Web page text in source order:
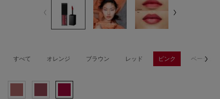
すべて オレンジ ブラウン レッド ピンク ベージュ